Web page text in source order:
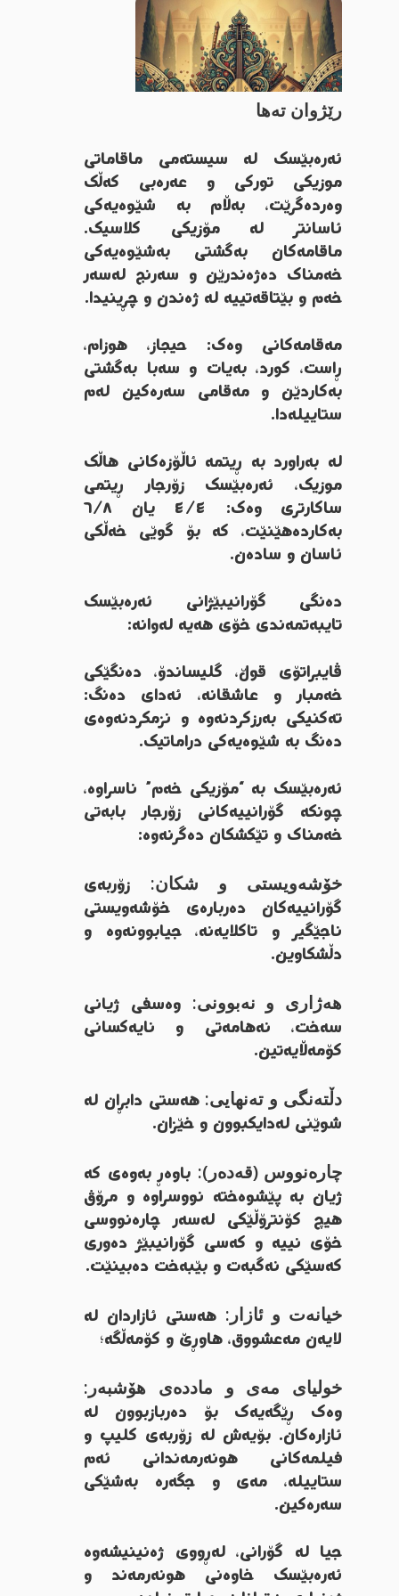
رێژوان تەها
ئەرەبێسک لە سیستەمی ماقاماتی
موزیکی تورکی و عەرەبی کەڵک
وەردەگرێت، بەڵام بە شێوەیەکی
ئاسانتر لە مۆزیکی کلاسیک.
ماقامەکان بەگشتی بەشێوەیەکی
خەمناک دەژەندرێن و سەرنج لەسەر
خەم و بێتاقەتییە لە ژەندن و چڕینیدا.
مەقامەکانی وەک: حیجاز، هوزام،
ڕاست، کورد، بەیات و سەبا بەگشتی
بەکاردێن و مەقامی سەرەکین لەم
ستاییلەدا.
لە بەراورد بە ڕیتمە ئاڵۆزەکانی هاڵک
موزیک، ئەرەبێسک زۆرجار ڕیتمی
ساکارتری وەک: ٤/٤ یان ٦/٨
بەکاردەهێنێت، کە بۆ گوێی خەڵکی
ئاسان و سادەن.
دەنگی گۆرانیبێژانی ئەرەبێسک
تایبەتمەندی خۆی هەیە لەوانە:
ڤایبراتۆی قوڵ، گلیساندۆ، دەنگێکی
خەمبار و عاشقانە، ئەدای دەنگ:
تەکنیکی بەرزکردنەوە و نزمکردنەوەی
دەنگ بە شێوەیەکی دراماتیک.
ئەرەبێسک بە “مۆزیکی خەم” ناسراوە،
چونکە گۆرانییەکانی زۆرجار بابەتی
خەمناک و تێکشکان دەگرنەوە:
خۆشەویستی و شکان: زۆربەی
گۆرانییەکان دەربارەی خۆشەویستی
ناجێگیر و تاکلایەنە، جیابوونەوە و
دڵشکاوین.
هەژاری و نەبوونی: وەسفی ژیانی
سەخت، نەهامەتی و نایەکسانی
کۆمەڵایەتین.
دڵتەنگی و تەنهایی: هەستی دابڕان لە
شوێنی لەدایکبوون و خێزان.
چارەنووس (قەدەر): باوەڕ بەوەی کە
ژیان بە پێشوەختە نووسراوە و مرۆڤ
هیچ کۆنترۆڵێکی لەسەر چارەنووسی
خۆی نییە و کەسی گۆرانیبێژ دەوری
کەسێکی نەگبەت و بێبەخت دەبینێت.
خیانەت و ئازار: هەستی ئازاردان لە
لایەن مەعشووق، هاوڕێ و کۆمەڵگە؛
خولیای مەی و ماددەی هۆشبەر:
وەک ڕێگەیەک بۆ دەربازبوون لە
ئازارەکان. بۆیەش لە زۆربەی کلیپ و
فیلمەکانی هونەرمەندانی ئەم
ستاییلە، مەی و جگەرە بەشێکی
سەرەکین.
جیا لە گۆرانی، لەڕووی ژەنینیشەوە
ئەرەبێسک خاوەنی هونەرمەند و